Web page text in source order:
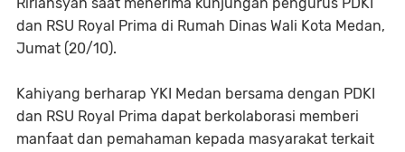
dan RSU Royal Prima di Rumah Dinas Wali Kota Medan,
Jumat (20/10).
Kahiyang berharap YKI Medan bersama dengan PDKI
dan RSU Royal Prima dapat berkolaborasi memberi
manfaat dan pemahaman kepada masyarakat terkait